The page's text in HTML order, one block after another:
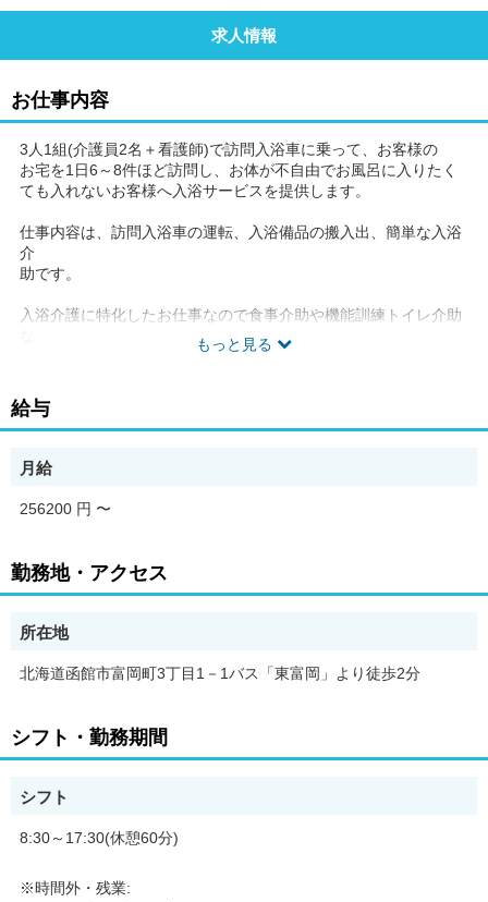
求人情報
お仕事内容
もっと見る
3人1組(介護員2名＋看護師)で訪問入浴車に乗って、お客様の
お宅を1日6～8件ほど訪問し、お体が不自由でお風呂に入りたく
ても入れないお客様へ入浴サービスを提供します。
仕事内容は、訪問入浴車の運転、入浴備品の搬入出、簡単な入浴
介
助です。
入浴介護に特化したお仕事なので食事介助や機能訓練トイレ介助
※業務の変更範囲：会社の定める業務
お客様から直に「ありがとう」と言われ、やりがい溢れる地域に
根ざした介護の仕事です。わからない事は何度聞いても大丈夫で
す。研修やサポート体制も充実しています。
・月収20万円以上可！賞与2.00ヶ月分あり！
・未経験・資格取りたてでも先輩社員が独り立ちするまでしっか
・決められた支援プランがあるので、初めての方でも安心！
【会社の特長】
「高質・迅速・安心」をモットーとし、訪問入浴を中心に急成長
若いスタッフが活躍している活気溢れる職場です。やる気のある
方大歓迎。達成感が味わえます。
給与
月給
256200 円 〜
勤務地・アクセス
所在地
北海道函館市富岡町3丁目1－1バス「東富岡」より徒歩2分
シフト・勤務期間
シフト
8:30～17:30(休憩60分)
※時間外・残業: